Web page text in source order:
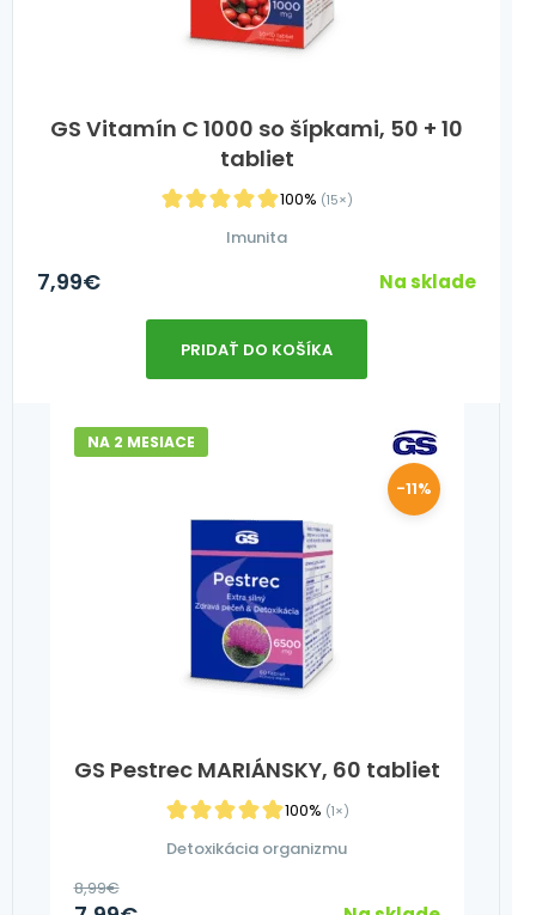
GS Vitamín C 1000 so šípkami, 50 + 10
tabliet
100% (15×)
Imunita
7,99€ Na sklade
PRIDAŤ DO KOŠÍKA
GS Pestrec MARIÁNSKY, 60 tabliet
100% (1×)
NA 2 MESIACE
Detoxikácia organizmu
-11%
8,99€